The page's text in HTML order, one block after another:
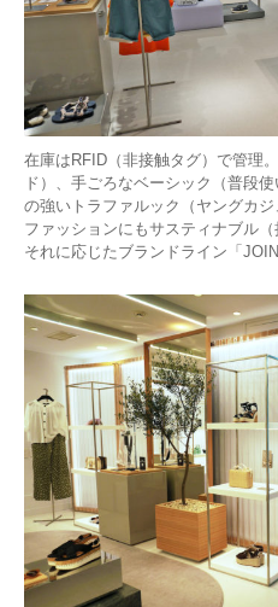
在庫はRFID（非接触タグ）で管理
ド）、手ごろなベーシック（普段
の強いトラファルック（ヤングカジ
ファッションにもサスティナブル
それに応じたブランドライン「